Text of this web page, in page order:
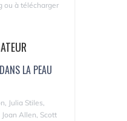
ou à télécharger
LA PEAU
Julia Stiles,
Allen, Scott